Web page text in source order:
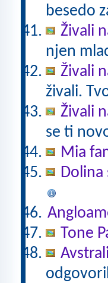
besedo
Živali
njen
Živali
živali.
Živali
se ti
Mia
Tone